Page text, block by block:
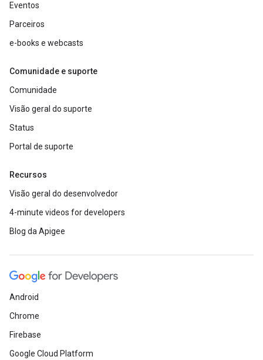
Eventos
Parceiros
e-books e webcasts
Comunidade e suporte
Comunidade
Visão geral do suporte
Status
Portal de suporte
Recursos
Visão geral do desenvolvedor
4-minute videos for developers
Blog da Apigee
Android
Chrome
Firebase
Google Cloud Platform